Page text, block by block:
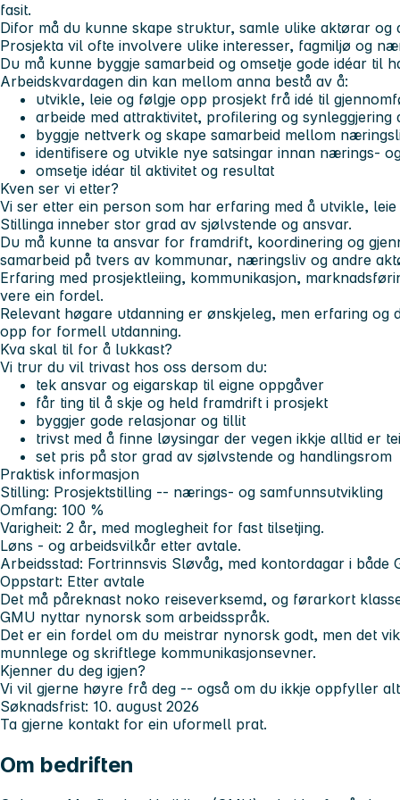
fasit.
Difor må du kunne skape struktur, samle ulike aktørar og
Prosjekta vil ofte involvere ulike interesser, fagmiljø og
Du må kunne byggje samarbeid og omsetje gode idéar til
Arbeidskvardagen din kan mellom anna bestå av å:
utvikle, leie og følgje opp prosjekt frå idé til
arbeide med attraktivitet, profilering og synleggjering
byggje nettverk og skape samarbeid mellom
identifisere og utvikle nye satsingar innan nærings-
omsetje idéar til aktivitet og resultat
Kven ser vi etter?
Vi ser etter ein person som har erfaring med å utvikle,
Stillinga inneber stor grad av sjølvstende og ansvar.
Du må kunne ta ansvar for framdrift, koordinering og
samarbeid på tvers av kommunar, næringsliv og andre
Erfaring med prosjektleiing, kommunikasjon,
vere ein fordel.
Relevant høgare utdanning er ønskjeleg, men erfaring og
opp for formell utdanning.
Kva skal til for å lukkast?
Vi trur du vil trivast hos oss dersom du:
tek ansvar og eigarskap til eigne oppgåver
får ting til å skje og held framdrift i prosjekt
byggjer gode relasjonar og tillit
trivst med å finne løysingar der vegen ikkje alltid er
set pris på stor grad av sjølvstende og handlingsrom
Praktisk informasjon
Stilling: Prosjektstilling -- nærings- og samfunnsutvikling
Omfang: 100 %
Varigheit: 2 år, med moglegheit for fast tilsetjing.
Løns - og arbeidsvilkår etter avtale.
Arbeidsstad: Fortrinnsvis Sløvåg, med kontordagar i både
Oppstart: Etter avtale
Det må påreknast noko reiseverksemd, og førarkort
GMU nyttar nynorsk som arbeidsspråk.
Det er ein fordel om du meistrar nynorsk godt, men det
munnlege og skriftlege kommunikasjonsevner.
Kjenner du deg igjen?
Vi vil gjerne høyre frå deg -- også om du ikkje oppfyller
Søknadsfrist: 10. august 2026
Ta gjerne kontakt for ein uformell prat.
Om bedriften